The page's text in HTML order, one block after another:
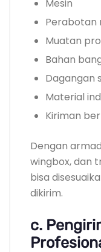
Mesin
Perabotan
Muatan
Bahan
Dagangan
Material
Kiriman
Dengan
wingbox, dan
bisa
dikirim.
c.